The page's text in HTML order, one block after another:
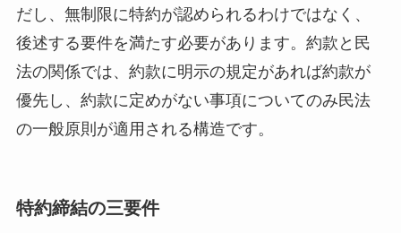
だし、無制限に特約が認められるわけではなく、
後述する要件を満たす必要があります。約款と民
法の関係では、約款に明示の規定があれば約款が
優先し、約款に定めがない事項についてのみ民法
の一般原則が適用される構造です。
特約締結の三要件